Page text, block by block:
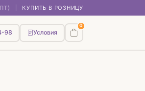
КУПИТЬ В РОЗНИЦУ
98 Условия
0